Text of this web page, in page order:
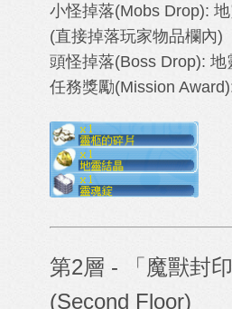
小怪掉落(Mobs Drop): 地
(直接掉落玩家物品欄內)
頭怪掉落(Boss Drop): 地
任務獎勵(Mission
第2層 -
「魔獸封
(Second Floor)